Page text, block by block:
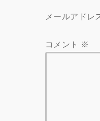
メールアドレ
コメント ※